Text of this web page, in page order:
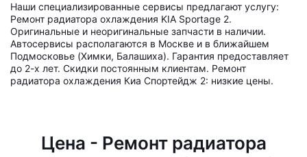
Наши специализированные сервисы предлагают услугу:
Ремонт радиатора охлаждения KIA Sportage 2.
Оригинальные и неоригинальные запчасти в наличии.
Автосервисы располагаются в Москве и в ближайшем
Подмосковье (Химки, Балашиха). Гарантия предоставляет
до 2-х лет. Скидки постоянным клиентам. Ремонт
радиатора охлаждения Киа Спортейдж 2: низкие цены.
Цена - Ремонт радиатора